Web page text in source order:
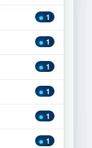
1
1
1
1
1
1